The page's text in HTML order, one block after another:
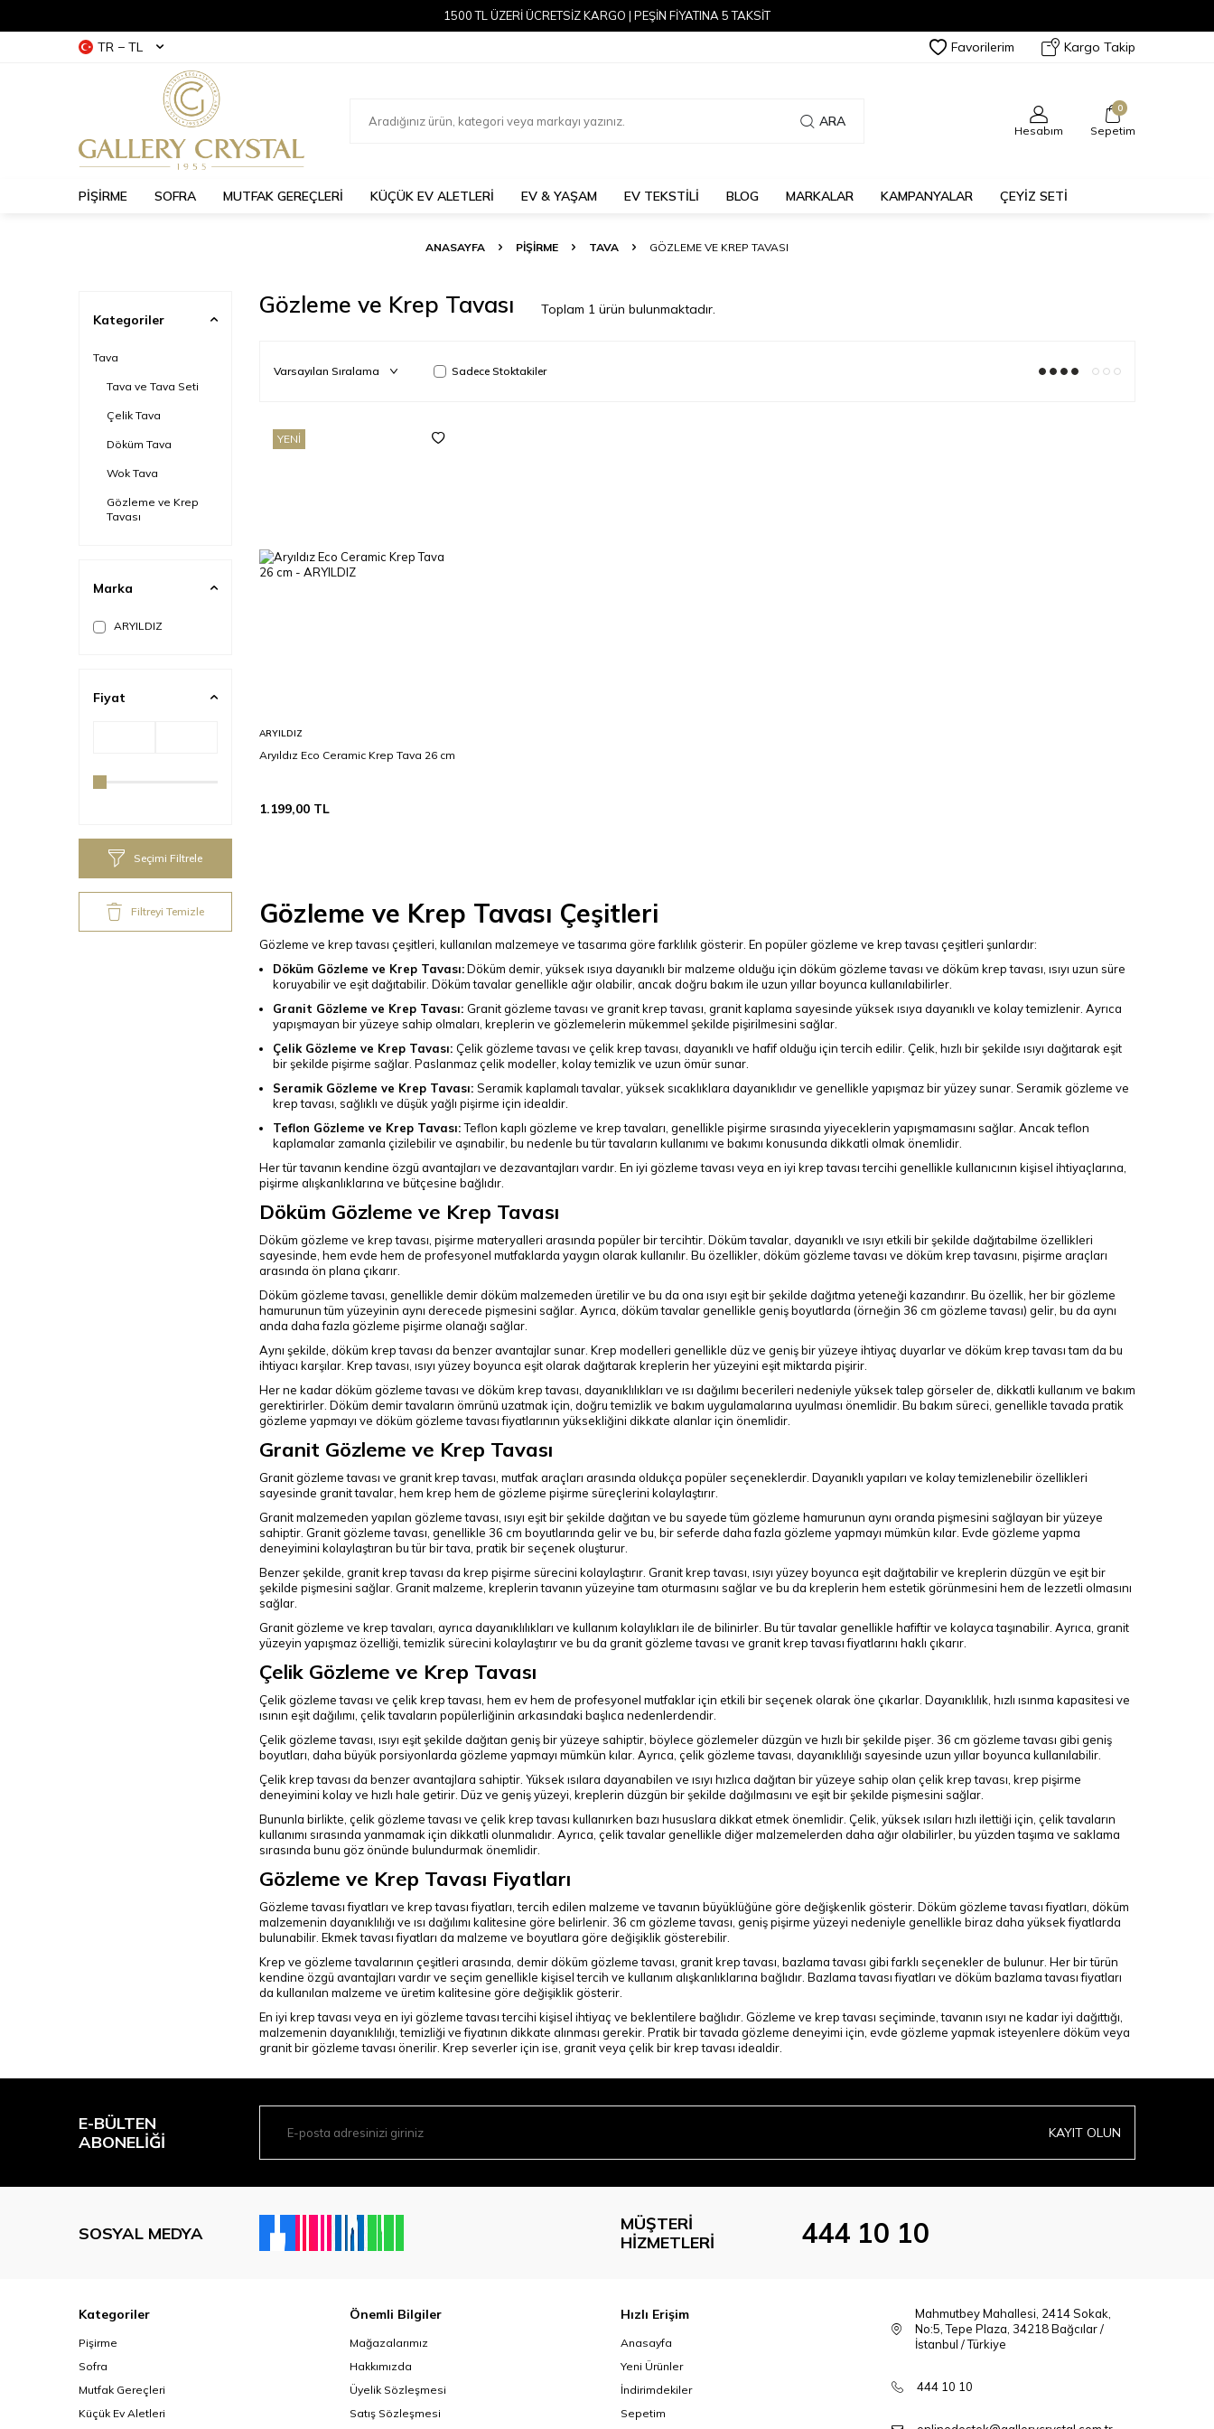
1500 TL ÜZERİ ÜCRETSİZ KARGO | PEŞİN FİYATINA 5 TAKSİT
TR − TL Favorilerim Kargo Takip
ARA
Hesabım
0
Sepetim
PİŞİRME SOFRA MUTFAK GEREÇLERİ KÜÇÜK EV ALETLERİ EV & YAŞAM EV TEKSTİLİ BLOG MARKALAR KAMPANYALAR ÇEYİZ SETİ
ANASAYFA PİŞİRME TAVA GÖZLEME VE KREP TAVASI
Kategoriler
Tava
Tava ve Tava Seti
Çelik Tava
Döküm Tava
Wok Tava
Gözleme ve Krep
Tavası
Marka
ARYILDIZ
Fiyat
Seçimi Filtrele
Filtreyi Temizle
Gözleme ve Krep Tavası Toplam 1 ürün bulunmaktadır.
Sadece Stoktakiler
YENI
ARYILDIZ
Aryıldız Eco Ceramic Krep Tava 26 cm
1.199,00 TL
Gözleme ve Krep Tavası Çeşitleri
Gözleme ve krep tavası çeşitleri, kullanılan malzemeye ve tasarıma göre farklılık gösterir. En popüler gözleme ve krep tavası çeşitleri şunlardır:
Döküm Gözleme ve Krep Tavası:Döküm demir, yüksek ısıya dayanıklı bir malzeme olduğu için döküm gözleme tavası ve döküm krep tavası, ısıyı uzun süre
koruyabilir ve eşit dağıtabilir. Döküm tavalar genellikle ağır olabilir, ancak doğru bakım ile uzun yıllar boyunca kullanılabilirler.
Granit Gözleme ve Krep Tavası: Granit gözleme tavası ve granit krep tavası, granit kaplama sayesinde yüksek ısıya dayanıklı ve kolay temizlenir. Ayrıca
yapışmayan bir yüzeye sahip olmaları, kreplerin ve gözlemelerin mükemmel şekilde pişirilmesini sağlar.
Çelik Gözleme ve Krep Tavası: Çelik gözleme tavası ve çelik krep tavası, dayanıklı ve hafif olduğu için tercih edilir. Çelik, hızlı bir şekilde ısıyı dağıtarak eşit
bir şekilde pişirme sağlar. Paslanmaz çelik modeller, kolay temizlik ve uzun ömür sunar.
Seramik Gözleme ve Krep Tavası: Seramik kaplamalı tavalar, yüksek sıcaklıklara dayanıklıdır ve genellikle yapışmaz bir yüzey sunar. Seramik gözleme ve
krep tavası, sağlıklı ve düşük yağlı pişirme için idealdir.
Teflon Gözleme ve Krep Tavası:Teflon kaplı gözleme ve krep tavaları, genellikle pişirme sırasında yiyeceklerin yapışmamasını sağlar. Ancak teflon
kaplamalar zamanla çizilebilir ve aşınabilir, bu nedenle bu tür tavaların kullanımı ve bakımı konusunda dikkatli olmak önemlidir.
Her tür tavanın kendine özgü avantajları ve dezavantajları vardır. En iyi gözleme tavası veya en iyi krep tavası tercihi genellikle kullanıcının kişisel ihtiyaçlarına,
pişirme alışkanlıklarına ve bütçesine bağlıdır.
Döküm Gözleme ve Krep Tavası
Döküm gözleme ve krep tavası, pişirme materyalleri arasında popüler bir tercihtir. Döküm tavalar, dayanıklı ve ısıyı etkili bir şekilde dağıtabilme özellikleri
sayesinde, hem evde hem de profesyonel mutfaklarda yaygın olarak kullanılır. Bu özellikler, döküm gözleme tavası ve döküm krep tavasını, pişirme araçları
arasında ön plana çıkarır.
Döküm gözleme tavası, genellikle demir döküm malzemeden üretilir ve bu da ona ısıyı eşit bir şekilde dağıtma yeteneği kazandırır. Bu özellik, her bir gözleme
hamurunun tüm yüzeyinin aynı derecede pişmesini sağlar. Ayrıca, döküm tavalar genellikle geniş boyutlarda (örneğin 36 cm gözleme tavası) gelir, bu da aynı
anda daha fazla gözleme pişirme olanağı sağlar.
Aynı şekilde, döküm krep tavası da benzer avantajlar sunar. Krep modelleri genellikle düz ve geniş bir yüzeye ihtiyaç duyarlar ve döküm krep tavası tam da bu
ihtiyacı karşılar. Krep tavası, ısıyı yüzey boyunca eşit olarak dağıtarak kreplerin her yüzeyini eşit miktarda pişirir.
Her ne kadar döküm gözleme tavası ve döküm krep tavası, dayanıklılıkları ve ısı dağılımı becerileri nedeniyle yüksek talep görseler de, dikkatli kullanım ve bakım
gerektirirler. Döküm demir tavaların ömrünü uzatmak için, doğru temizlik ve bakım uygulamalarına uyulması önemlidir. Bu bakım süreci, genellikle tavada pratik
gözleme yapmayı ve döküm gözleme tavası fiyatlarının yüksekliğini dikkate alanlar için önemlidir.
Granit Gözleme ve Krep Tavası
Granit gözleme tavası ve granit krep tavası, mutfak araçları arasında oldukça popüler seçeneklerdir. Dayanıklı yapıları ve kolay temizlenebilir özellikleri
sayesinde granit tavalar, hem krep hem de gözleme pişirme süreçlerini kolaylaştırır.
Granit malzemeden yapılan gözleme tavası, ısıyı eşit bir şekilde dağıtan ve bu sayede tüm gözleme hamurunun aynı oranda pişmesini sağlayan bir yüzeye
sahiptir. Granit gözleme tavası, genellikle 36 cm boyutlarında gelir ve bu, bir seferde daha fazla gözleme yapmayı mümkün kılar. Evde gözleme yapma
deneyimini kolaylaştıran bu tür bir tava, pratik bir seçenek oluşturur.
Benzer şekilde, granit krep tavası da krep pişirme sürecini kolaylaştırır. Granit krep tavası, ısıyı yüzey boyunca eşit dağıtabilir ve kreplerin düzgün ve eşit bir
şekilde pişmesini sağlar. Granit malzeme, kreplerin tavanın yüzeyine tam oturmasını sağlar ve bu da kreplerin hem estetik görünmesini hem de lezzetli olmasını
sağlar.
Granit gözleme ve krep tavaları, ayrıca dayanıklılıkları ve kullanım kolaylıkları ile de bilinirler. Bu tür tavalar genellikle hafiftir ve kolayca taşınabilir. Ayrıca, granit
yüzeyin yapışmaz özelliği, temizlik sürecini kolaylaştırır ve bu da granit gözleme tavası ve granit krep tavası fiyatlarını haklı çıkarır.
Çelik Gözleme ve Krep Tavası
Çelik gözleme tavası ve çelik krep tavası, hem ev hem de profesyonel mutfaklar için etkili bir seçenek olarak öne çıkarlar. Dayanıklılık, hızlı ısınma kapasitesi ve
ısının eşit dağılımı, çelik tavaların popülerliğinin arkasındaki başlıca nedenlerdendir.
Çelik gözleme tavası, ısıyı eşit şekilde dağıtan geniş bir yüzeye sahiptir, böylece gözlemeler düzgün ve hızlı bir şekilde pişer. 36 cm gözleme tavası gibi geniş
boyutları, daha büyük porsiyonlarda gözleme yapmayı mümkün kılar. Ayrıca, çelik gözleme tavası, dayanıklılığı sayesinde uzun yıllar boyunca kullanılabilir.
Çelik krep tavası da benzer avantajlara sahiptir. Yüksek ısılara dayanabilen ve ısıyı hızlıca dağıtan bir yüzeye sahip olan çelik krep tavası, krep pişirme
deneyimini kolay ve hızlı hale getirir. Düz ve geniş yüzeyi, kreplerin düzgün bir şekilde dağılmasını ve eşit bir şekilde pişmesini sağlar.
Bununla birlikte, çelik gözleme tavası ve çelik krep tavası kullanırken bazı hususlara dikkat etmek önemlidir. Çelik, yüksek ısıları hızlı ilettiği için, çelik tavaların
kullanımı sırasında yanmamak için dikkatli olunmalıdır. Ayrıca, çelik tavalar genellikle diğer malzemelerden daha ağır olabilirler, bu yüzden taşıma ve saklama
sırasında bunu göz önünde bulundurmak önemlidir.
Gözleme ve Krep Tavası Fiyatları
Gözleme tavası fiyatları ve krep tavası fiyatları, tercih edilen malzeme ve tavanın büyüklüğüne göre değişkenlik gösterir. Döküm gözleme tavası fiyatları, döküm
malzemenin dayanıklılığı ve ısı dağılımı kalitesine göre belirlenir. 36 cm gözleme tavası, geniş pişirme yüzeyi nedeniyle genellikle biraz daha yüksek fiyatlarda
bulunabilir. Ekmek tavası fiyatları da malzeme ve boyutlara göre değişiklik gösterebilir.
Krep ve gözleme tavalarının çeşitleri arasında, demir döküm gözleme tavası, granit krep tavası, bazlama tavası gibi farklı seçenekler de bulunur. Her bir türün
kendine özgü avantajları vardır ve seçim genellikle kişisel tercih ve kullanım alışkanlıklarına bağlıdır. Bazlama tavası fiyatları ve döküm bazlama tavası fiyatları
da kullanılan malzeme ve üretim kalitesine göre değişiklik gösterir.
En iyi krep tavası veya en iyi gözleme tavası tercihi kişisel ihtiyaç ve beklentilere bağlıdır. Gözleme ve krep tavası seçiminde, tavanın ısıyı ne kadar iyi dağıttığı,
malzemenin dayanıklılığı, temizliği ve fiyatının dikkate alınması gerekir. Pratik bir tavada gözleme deneyimi için, evde gözleme yapmak isteyenlere döküm veya
granit bir gözleme tavası önerilir. Krep severler için ise, granit veya çelik bir krep tavası idealdir.
E-BÜLTEN
ABONELIĞI
KAYIT OLUN
SOSYAL MEDYA
MÜŞTERI
HIZMETLERI
444 10 10
Kategoriler
Pişirme
Sofra
Mutfak Gereçleri
Küçük Ev Aletleri
Önemli Bilgiler
Mağazalarımız
Hakkımızda
Üyelik Sözleşmesi
Satış Sözleşmesi
Hızlı Erişim
Anasayfa
Yeni Ürünler
İndirimdekiler
Sepetim
Mahmutbey Mahallesi, 2414 Sokak,
No:5, Tepe Plaza, 34218 Bağcılar /
İstanbul / Türkiye
444 10 10